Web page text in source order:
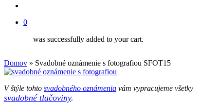
0
was successfully added to your cart.
Domov » Svadobné oznámenie s fotografiou SFOT15
V štýle tohto svadobného oznámenia vám vypracujeme všetky
svadobné tlačoviny.